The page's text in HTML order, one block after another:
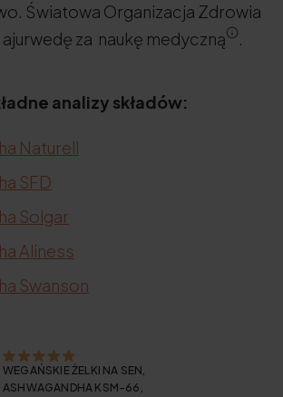
Światowa Organizacja Zdrowia
ajurwedę za naukę medyczną
.
analizy składów:
Naturell
SFD
Solgar
Aliness
Swanson
WEGAŃSKIE ŻELKI NA SEN,
ASHWAGANDHA KSM-66,